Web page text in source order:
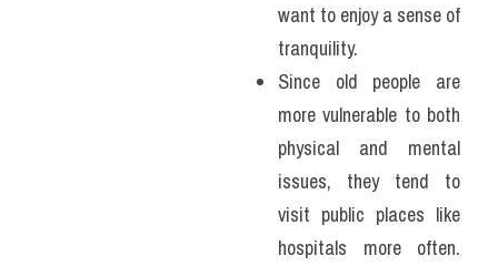
want to enjoy a sense of
tranquility.
Since old people are
more vulnerable to both
physical and mental
issues, they tend to
visit public places like
hospitals more often.